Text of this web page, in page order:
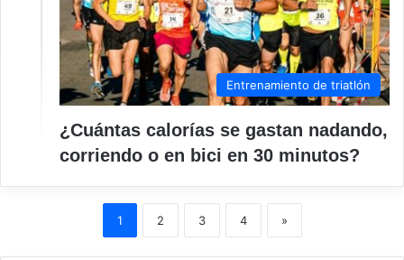
Entrenamiento de triatlón
¿Cuántas calorías se gastan nadando,
corriendo o en bici en 30 minutos?
1 2 3 4 »